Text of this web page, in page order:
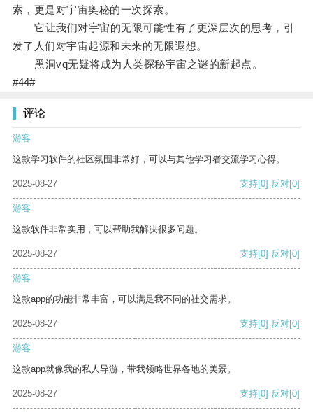
索，更是对宇宙奥秘的一次探索。
它让我们对宇宙的无限可能性有了更深层次的思考，引
发了人们对宇宙起源和未来的无限遐想。
黑洞vq无疑将成为人类探秘宇宙之谜的新起点。
#44#
评论
游客
这款学习软件的社区氛围非常好，可以与其他学习者交流学习心得。
2025-08-27 支持[0] 反对[0]
游客
这款软件非常实用，可以帮助我解决很多问题。
2025-08-27 支持[0] 反对[0]
游客
这款app的功能非常丰富，可以满足我不同的社交需求。
2025-08-27 支持[0] 反对[0]
游客
这款app就像我的私人导游，带我领略世界各地的美景。
2025-08-27 支持[0] 反对[0]